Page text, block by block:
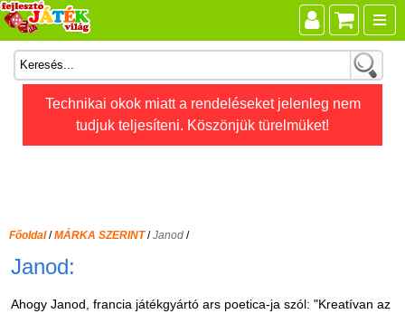
Technikai okok miatt a rendeléseket jelenleg nem
tudjuk teljesíteni. Köszönjük türelmüket!
Főoldal/MÁRKA SZERINT /Janod /
Janod:
Ahogy Janod, francia játékgyártó ars poetica-ja szól: "Kreatívan az
Összes játék
Játékok életkor szerint